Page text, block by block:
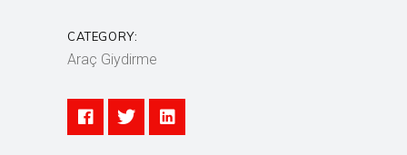
CATEGORY:
Araç Giydirme